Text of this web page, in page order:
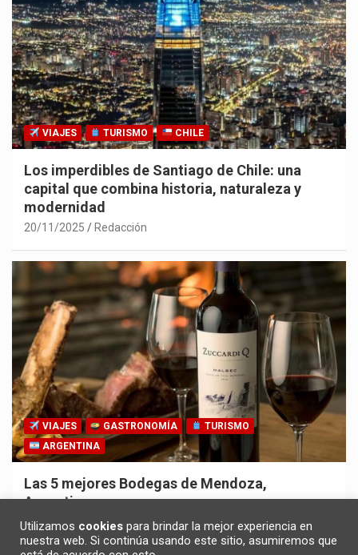
VIAJES TURISMO CHILE
Los imperdibles de Santiago de Chile: una
capital que combina historia, naturaleza y
modernidad
20/11/2025 Redacción
VIAJES GASTRONOMÍA
TURISMO
ARGENTINA
Las 5 mejores Bodegas de Mendoza,
Argentina
30/10/2025 Redacción
Utilizamos cookies para brindar la mejor experiencia en
nuestra web. Si continúa usando este sitio, asumiremos que